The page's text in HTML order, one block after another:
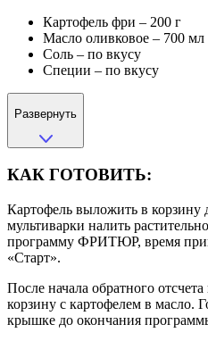
Картофель фри – 200 г
Масло оливковое – 700 мл
Соль – по вкусу
Специи – по вкусу
Развернуть
КАК ГОТОВИТЬ:
Картофель выложить в
мультиварки налить
программу ФРИТЮР, время
«Старт».
После начала обратного
корзину с картофелем в масло.
крышке до окончания